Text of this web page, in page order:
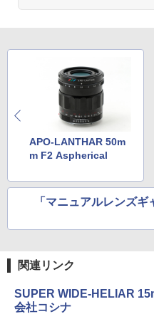
APO-LANTHAR 50m
m F2 Aspherical
「マニュアルレンズ
関連リンク
SUPER WIDE-HELIAR
会社コシナ